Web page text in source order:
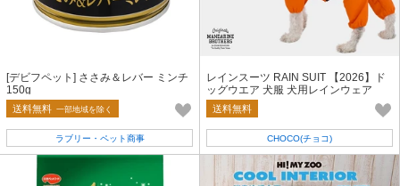
[デビフペット] ささみ＆レバー ミンチ
150g
送料無料 一部地域を除く
ラブリー・ペット商事
レインスーツ RAIN SUIT 【2026】ド
ッグウエア 犬服 犬用レインウェア
送料無料
CHOCO(チョコ)